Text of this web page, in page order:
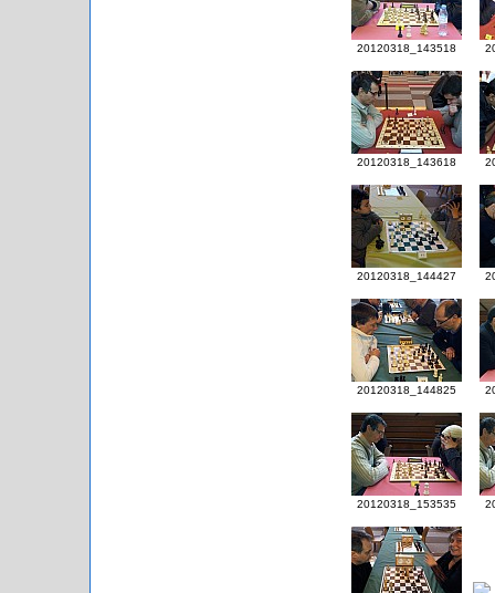
20120318_143518
20120318_143618
20120318_144427
20120318_144825
20120318_153535